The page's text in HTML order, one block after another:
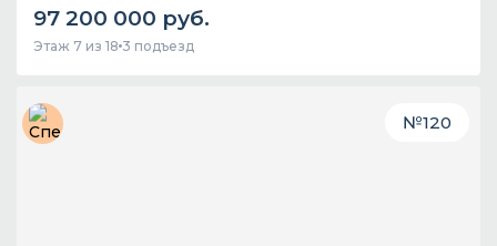
97 200 000 руб.
Этаж 7 из 18 3 подъезд
№120